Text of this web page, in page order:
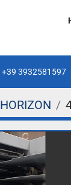
+39 3932581597
HORIZON